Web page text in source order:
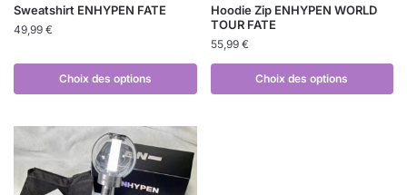
Sweatshirt ENHYPEN FATE
49,99 €
Choix des options
Hoodie Zip ENHYPEN WORLD
TOUR FATE
55,99 €
Choix des options